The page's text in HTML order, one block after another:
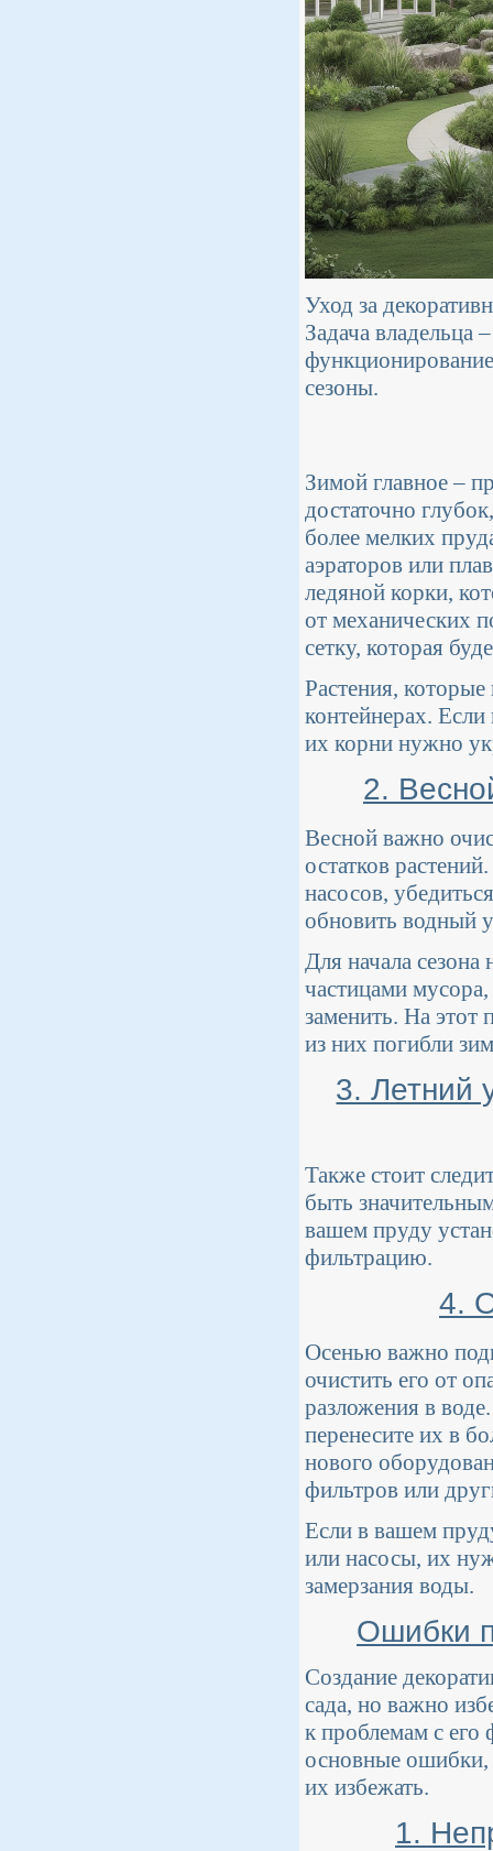
Уход за
Задача владельца
сезоны.
Зимой главное –
достаточно
более мелких
аэраторов или
ледяной корки,
от механических
сетку, которая
Растения,
контейнерах.
их корни нужно
2.
Весной важно
остатков
насосов,
обновить водный
Для начала
частицами
заменить. На этот
из них погибли
3. Летний
Также стоит
быть
вашем пруду
фильтрацию.
4.
Осенью важно
очистить его от
разложения в
перенесите их в
нового
фильтров или
Если в вашем
или насосы, их
замерзания воды.
Ошибки
Создание
сада, но важно
к проблемам с
основные ошибки,
их избежать.
1.